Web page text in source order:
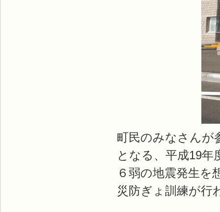
町民のみなさんが
となる、平成19年
６弱の地震発生を
災防ぎょ訓練が行